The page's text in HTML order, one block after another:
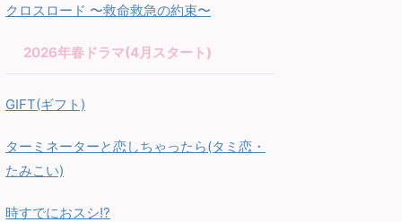
クロスロード 〜救命救急の約束〜
2026年春ドラマ(4月スタート)
GIFT(ギフト)
ターミネーターと恋しちゃったら(タミ恋・
たみこい)
時すでにおスシ!?